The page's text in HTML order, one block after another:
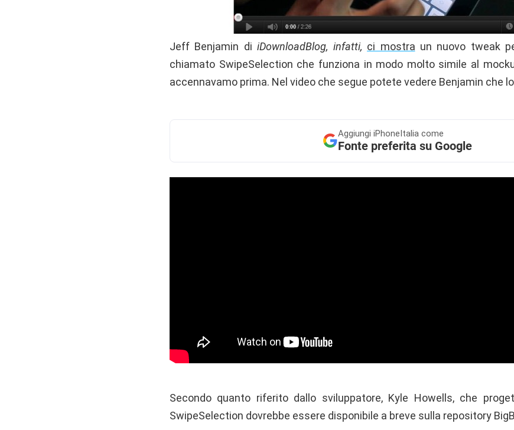
Jeff Benjamin diiDownloadBlog, infatti, ci mostra un nuovo tweak
chiamato SwipeSelection che funziona in modo molto simile al
accennavamo prima. Nel video che segue potete vedere Benjamin che
Aggiungi iPhoneItalia come
Fonte preferita su Google
Secondo quanto riferito dallo sviluppatore, Kyle Howells, che
SwipeSelection dovrebbe essere disponibile a breve sulla repository